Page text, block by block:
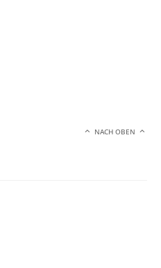
NACH OBEN